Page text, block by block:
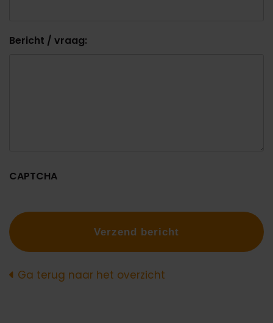
Bericht / vraag:
CAPTCHA
Ga terug naar het overzicht